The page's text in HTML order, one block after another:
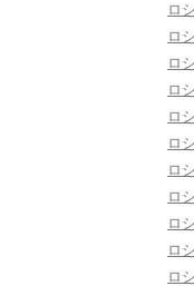
ロ
ロ
ロ
ロ
ロ
ロ
ロ
ロ
ロ
ロ
ロ